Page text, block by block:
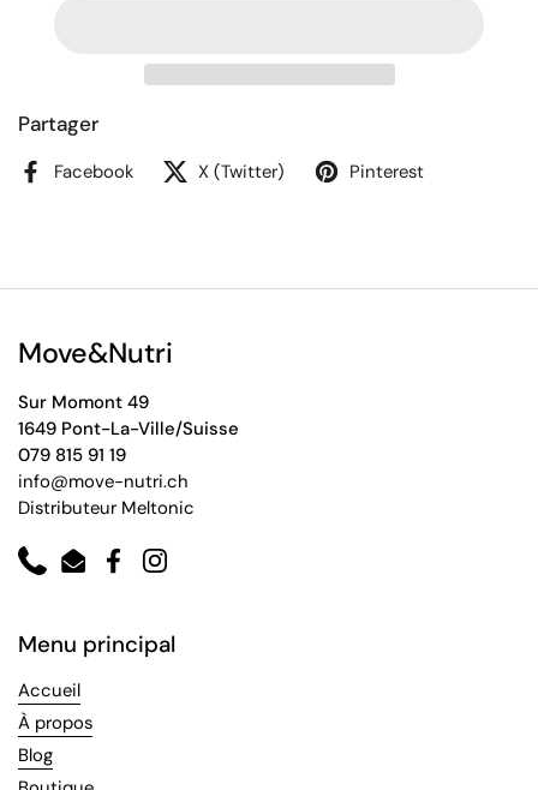
Partager
Facebook X (Twitter) Pinterest
Move&Nutri
Sur Momont 49
1649 Pont-La-Ville/Suisse
079 815 91 19
info@move-nutri.ch
Distributeur Meltonic
PhoneEmailFacebookInstagram
Menu principal
Accueil
À propos
Blog